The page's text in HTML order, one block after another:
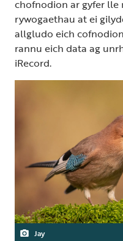
chofnodion ar gyfer lle
rywogaethau at ei
allgludo eich
rannu eich data ag
iRecord.
Jay